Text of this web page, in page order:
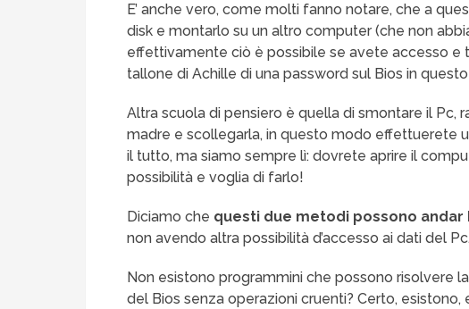
E’ anche vero, come molti fanno notare, che a
disk e montarlo su un altro computer (che non
effettivamente ciò è possibile se avete accesso e
tallone di Achille di una password sul Bios in
Altra scuola di pensiero è quella di smontare il Pc,
madre e scollegarla, in questo modo effettuerete
il tutto, ma siamo sempre lì: dovrete aprire il
possibilità e voglia di farlo!
Diciamo che questi due metodi possono
non avendo altra possibilità d’accesso ai dati del
Non esistono programmini che possono risolvere
del Bios senza operazioni cruenti? Certo,